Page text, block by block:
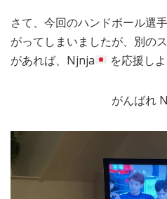
さて、今回のハンドボール選
がってしまいましたが、別の
があれば、Njnja
を応援し
がんばれ